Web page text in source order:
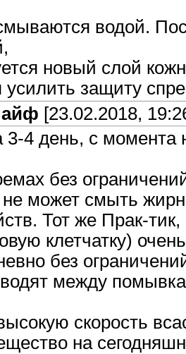
водой.
новый слой
усилить защиту
[23.02.2018,
3-4 день, с
без
может смыть
Тот же Прак-
клетчатку)
без
между
скорость
на